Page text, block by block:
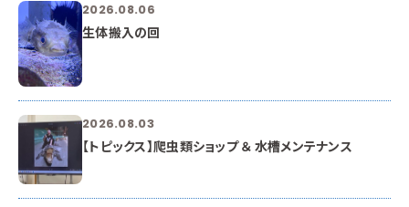
2026.08.06
生体搬入の回
2026.08.03
【トピックス】爬虫類ショップ ＆ 水槽メンテナンス